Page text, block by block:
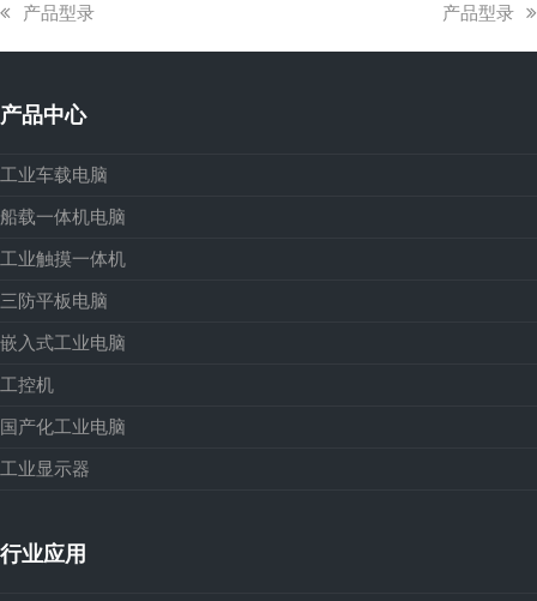
上
章:
产品型录
下
产品型录
产品中心
工业车载电脑
船载一体机电脑
工业触摸一体机
三防平板电脑
嵌入式工业电脑
工控机
国产化工业电脑
工业显示器
行业应用